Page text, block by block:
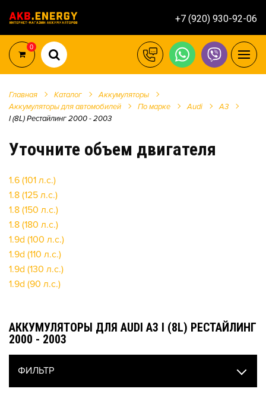
+7 (920) 930-92-06
0
Главная Каталог
Аккумуляторы
Аккумуляторы для автомобилей
По марке Audi
A3
I (8L) Рестайлинг 2000 - 2003
Уточните объем двигателя
1.6 (101 л.с.)
1.8 (125 л.с.)
1.8 (150 л.с.)
1.8 (180 л.с.)
1.9d (100 л.с.)
1.9d (110 л.с.)
1.9d (130 л.с.)
1.9d (90 л.с.)
АККУМУЛЯТОРЫ ДЛЯ AUDI A3 I (8L) РЕСТАЙЛИНГ
2000 - 2003
ФИЛЬТР